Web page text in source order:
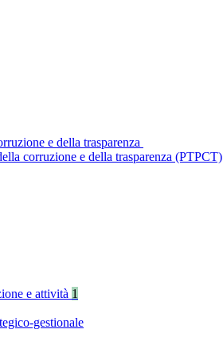
e della trasparenza
corruzione e della trasparenza (PTPCT)
e attività 1
gestionale